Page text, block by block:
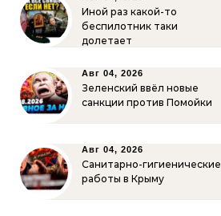
Иной раз какой-то
беспилотник таки
долетает
Авг 04, 2026
Зеленский ввёл новые
санкции против Помойки
Авг 04, 2026
Санитарно-гигиенические
работы в Крыму